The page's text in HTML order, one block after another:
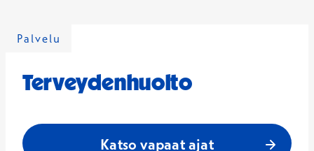
Palvelu
Terveydenhuolto
Katso vapaat ajat